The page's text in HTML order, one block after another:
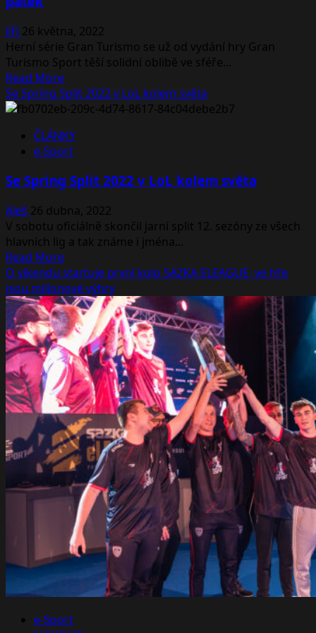
Jiří26 května, 2022
Herní série Gran Turismo se už od vydání hry Gran
Turismo Sport těší solidní oblibě ve sféře...
Read MoreRead
more
about
Tusimo
World
2022
už
tento
pátek
Se Spring Split 2022 v LoL kolem světa
ČLÁNKY
e-Sport
Se Spring Split 2022 v LoL kolem světa
Aleš 26 dubna, 2022
V sobotu oficiálně skončil jarní split 12. sezóny ze všech
hlavních lig a tak známe i jména...
Read MoreRead
more
about
Se
Spring
Split
2022
v LoL
kolem
světa
O víkendu startuje první kolo SAZKA ELEAGUE, ve hře
jsou milionové výhry
e-Sport